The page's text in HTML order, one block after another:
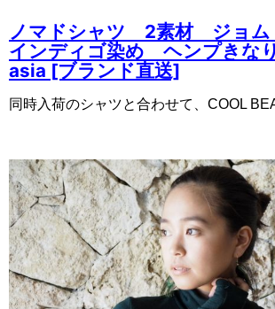
ノマドシャツ 2素材 ジョム
インディゴ染め ヘンプきな
asia [ブランド直送]
同時入荷のシャツと合わせて、COOL